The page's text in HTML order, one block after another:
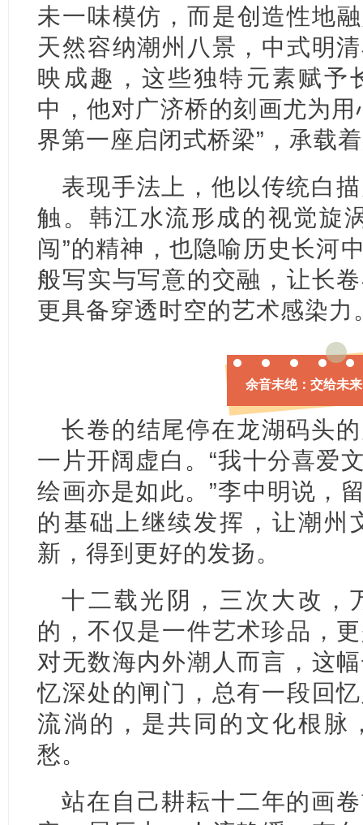
未一味模仿，而是创造性地
天然容纳潮州八景，中式明
映成趣，这些独特元素赋予
中，他对广济桥的刻画尤为
界第一座启闭式桥梁”，承载
表现手法上，他以传统白
触。韩江水流形成的视觉旋
闯”的精神，也隐喻历史长河
般写实与写意的交融，让长
更具备穿透时空的艺术感染力
余音未绝：交给未
长卷的结尾停在龙湖码头
一片开阔虚白。“我十分喜爱
绘画亦是如此。”李中明说，
的基础上继续发挥，让潮州
新，得到更好的发扬。
十二载光阴，三次大改
的，不仅是一件艺术珍品，
对无数海内外潮人而言，这
忆深处的闸门，总有一段回
流淌的，是共同的文化根脉
愁。
站在自己耕耘十二年的画